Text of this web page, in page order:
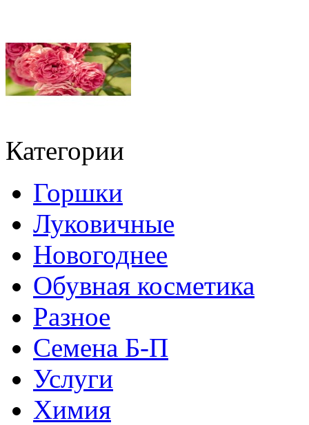
Категории
Горшки
Луковичные
Новогоднее
Обувная косметика
Разное
Семена Б-П
Услуги
Химия